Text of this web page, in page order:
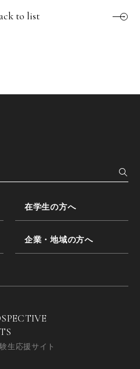
to list
在学生の方へ
企業・地域の方へ
生応援サイト